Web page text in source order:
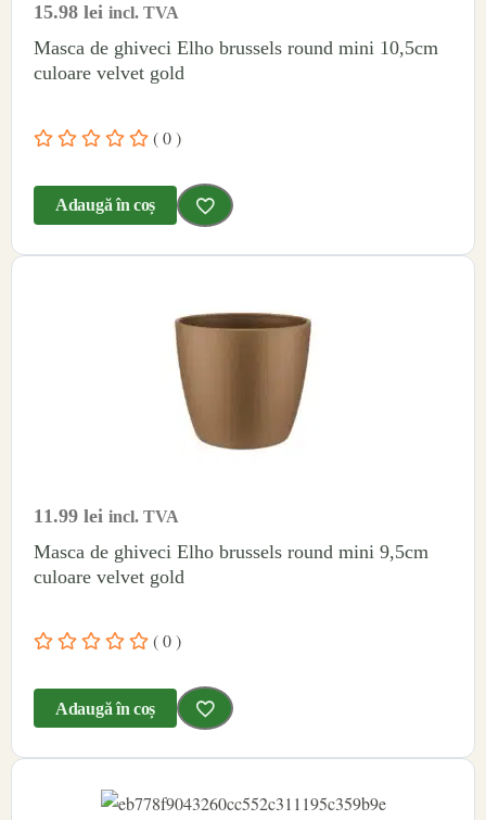
15.98 lei incl. TVA
Masca de ghiveci Elho brussels round mini 10,5cm
culoare velvet gold
( 0 )
Adaugă în coș
11.99 lei incl. TVA
Masca de ghiveci Elho brussels round mini 9,5cm
culoare velvet gold
( 0 )
Adaugă în coș